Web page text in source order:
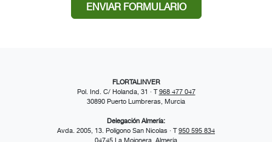
ENVIAR FORMULARIO
FLORTALINVER
Pol. Ind. C/ Holanda, 31 · T968 477 047
30890 Puerto Lumbreras, Murcia
Delegación Almería:
Avda. 2005, 13. Polígono San Nicolas · T950 595 834
04745 La Mojonera, Almería